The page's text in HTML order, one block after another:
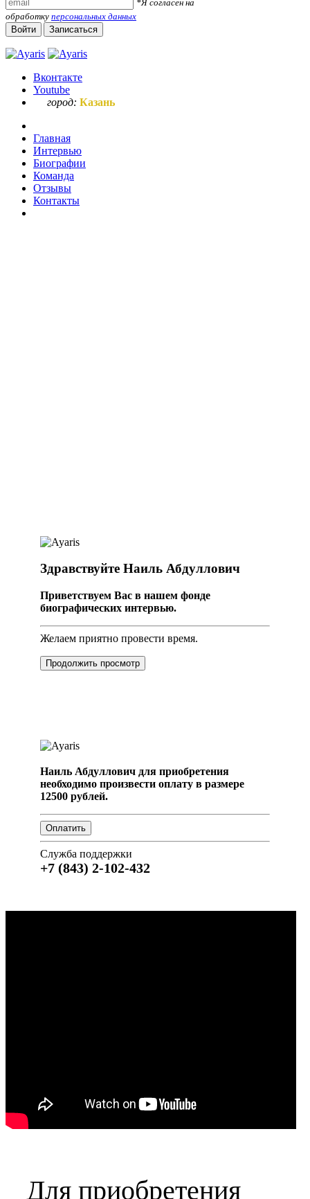
*Я согласен на
обработку персональных данных
Войти
Записаться
Вконтакте
Youtube
город: Казань
Главная
Интервью
Биографии
Команда
Отзывы
Контакты
Здравствуйте Наиль Абдуллович
Приветствуем Вас в нашем фонде
биографических интервью.
Желаем приятно провести время.
Продолжить просмотр
Наиль Абдуллович для приобретения
необходимо произвести оплату в размере
12500 рублей.
Служба поддержки
+7 (843) 2-102-432
Для приобретения